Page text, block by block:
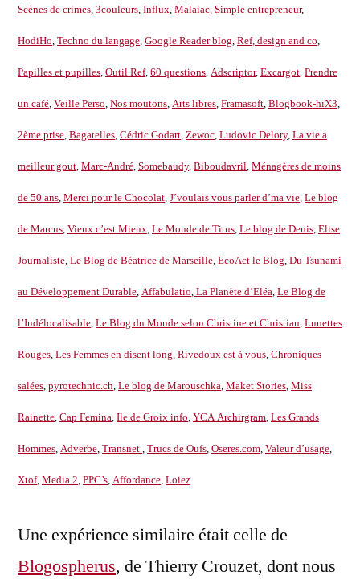
Scènes de crimes,3couleurs,Influx,Malaiac,Simple entrepreneur,
HodiHo,Techno du langage,Google Reader blog,Ref, design and co,
Papilles et pupilles,Outil Ref,60 questions,Adscriptor,Excargot,Prendre
un café,Veille Perso,Nos moutons,Arts libres,Framasoft,Blogbook-hiX3,
2ème prise,Bagatelles,Cédric Godart,Zewoc,Ludovic Delory,La vie a
meilleur gout,Marc-André,Somebaudy,Biboudavril,Ménagères de moins
de 50 ans,Merci pour le Chocolat,J’voulais vous parler d’ma vie,Le blog
de Marcus,Vieux c’est Mieux,Le Monde de Titus,Le blog de Denis,Elise
Journaliste,Le Blog de Béatrice de Marseille,EcoAct le Blog,Du Tsunami
au Développement Durable,Affabulatio,La Planète d’Eléa,Le Blog de
l’Indélocalisable,Le Blog du Monde selon Christine et Christian,Lunettes
Rouges,Les Femmes en disent long,Rivedoux est à vous,Chroniques
salées,pyrotechnic.ch,Le blog de Marouschka,Maket Stories,Miss
Rainette,Cap Femina,Ile de Groix info,YCA Archirgram,Les Grands
Hommes,Adverbe,Transnet,Trucs de Oufs,Oseres.com,Valeur d’usage,
Xtof,Media 2,PPC’s,Affordance,Loiez
Une expérience similaire était celle de
Blogospherus, de Thierry Crouzet, dont nous